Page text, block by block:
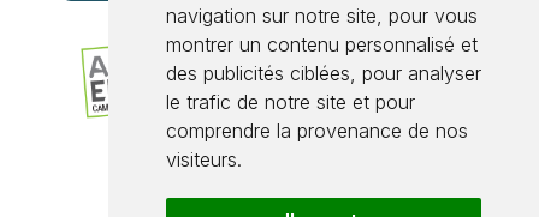
navigation sur notre site, pour vous
montrer un contenu personnalisé et
des publicités ciblées, pour analyser
le trafic de notre site et pour
comprendre la provenance de nos
visiteurs.